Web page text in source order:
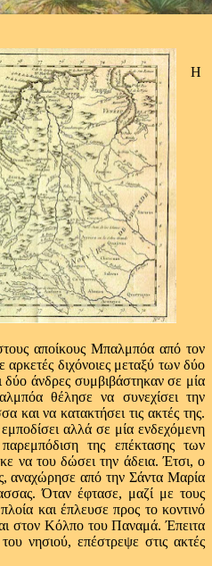
Η
αποίκους Μπαλμπόα από τον
διχόνοιες μεταξύ των δύο
άνδρες συμβιβάστηκαν σε μία
θέλησε να συνεχίσει την
και να κατακτήσει τις ακτές της.
αλλά σε μία ενδεχόμενη
της επέκτασης των
να του δώσει την άδεια. Έτσι, ο
αναχώρησε από την Σάντα Μαρία
Όταν έφτασε, μαζί με τους
και έπλευσε προς το κοντινό
στον Κόλπο του Παναμά. Έπειτα
νησιού, επέστρεψε στις ακτές